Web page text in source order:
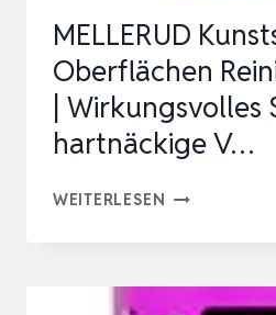
MELLERUD
Oberflächen
| Wirkungsvolles
hartnäckige V…
WEITERLESEN MELLERUD